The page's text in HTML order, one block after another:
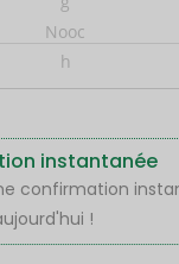
instantanée
confirmation
!